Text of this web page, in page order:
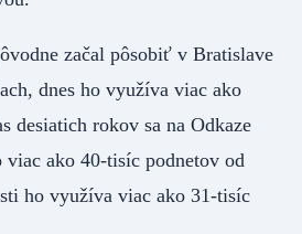
začal pôsobiť v Bratislave
dnes ho využíva viac ako
desiatich rokov sa na Odkaze
ako 40-tisíc podnetov od
ho využíva viac ako 31-tisíc